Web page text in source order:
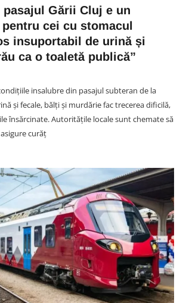
pasajul Gării Cluj e un
cei cu stomacul
insuportabil de urină și
ca o toaletă publică”
insalubre din pasajul subteran de la
și fecale, bălți și murdărie fac trecerea dificilă,
însărcinate. Autoritățile locale sunt chemate să
curăț